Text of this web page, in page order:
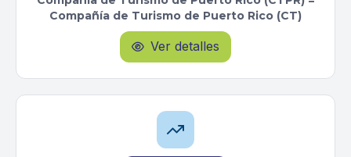
Compañía de Turismo de Puerto Rico (CT)
 Ver detalles